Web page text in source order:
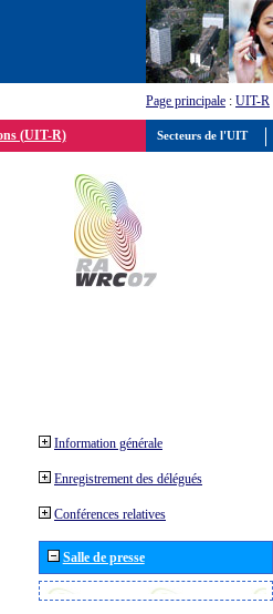
Page principale : UIT-R
(UIT-R)
Information générale
Enregistrement des délégués
Conférences relatives
Salle de presse
Secteurs de l'UIT